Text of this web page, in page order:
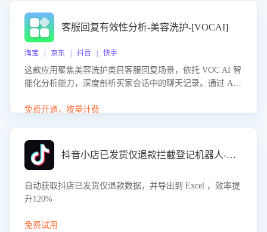
客服回复有效性分析-美容洗护-[VOCAI]
淘宝 | 京东 | 抖音 | 快手
这款应用聚焦美容洗护类目客服回复场景，依托 VOC AI 智
能化分析能力，深度剖析买家会话中的聊天记录。通过 AI
答的有效性与完整性，输出针对性改进策略，助力商家快速
免费开通，按量计费
抖音小店已发货仅退款拦截登记机器人-八爪鱼
自动获取抖店已发货仅退款数据，并导出到 Excel ，效率提
升120%
免费试用